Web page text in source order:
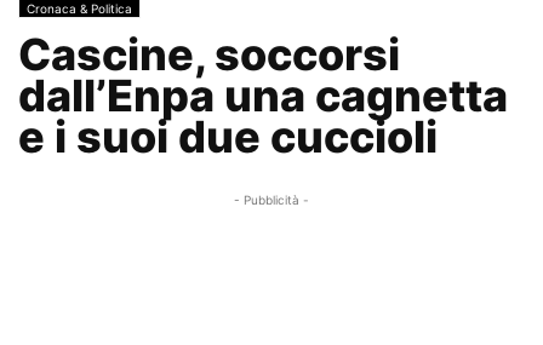
Cronaca & Politica
Cascine, soccorsi
dall’Enpa una cagnetta
e i suoi due cuccioli
- Pubblicità -